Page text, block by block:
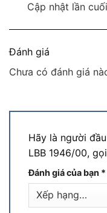
Cập nhật lần
Đánh giá
Chưa có đánh giá
Hãy là người
LBB 1946/00,
Đánh giá của bạn *